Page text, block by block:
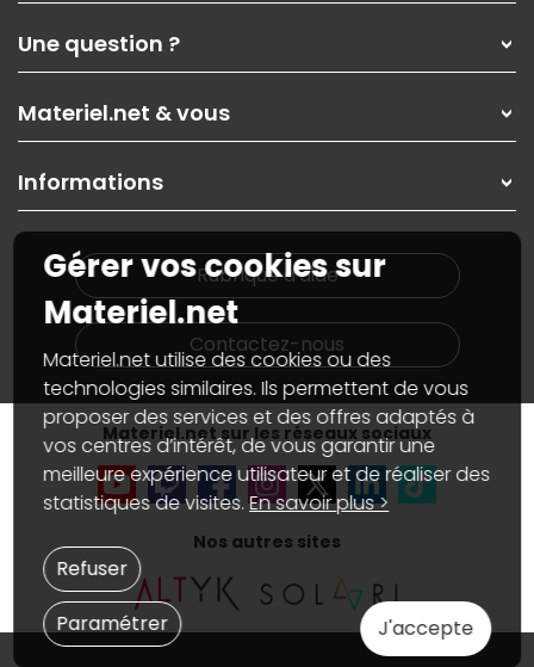
Nos services
Les magasins Materiel.net
Nos solutions pour les pros
Contactez-nous
Une question ?
Paiement, livraison
Garanties,Pack Zen
SAV, demander un retour
Informations
Materiel.net & vous
On rachète votre carte graphique
PC sur mesure : Votre RDV personnalisé
Notre démarche écologique
Materiel.net recrute
Notre programme d'affiliation
Partenariat & Sponsoring
Informations
Plan du site
Nos marques
Conditions générales de vente
Marketplace
Informations légales
Données personnellesetcookies
Gérer vos cookies
Accessibilité : non conforme
Rubrique d'aide
Contactez-nous
Materiel.net sur les réseaux sociaux
Nos autres sites
Gérer vos cookies sur
Materiel.net
Materiel.net utilise des cookies ou des
technologies similaires. Ils permettent de vous
proposer des services et des offres adaptés à
vos centres d’intérêt, de vous garantir une
meilleure expérience utilisateur et de réaliser des
statistiques de visites.En savoir plus >
J'accepte
Paramétrer
Refuser